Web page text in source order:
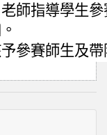
師指導學生
參賽師生及